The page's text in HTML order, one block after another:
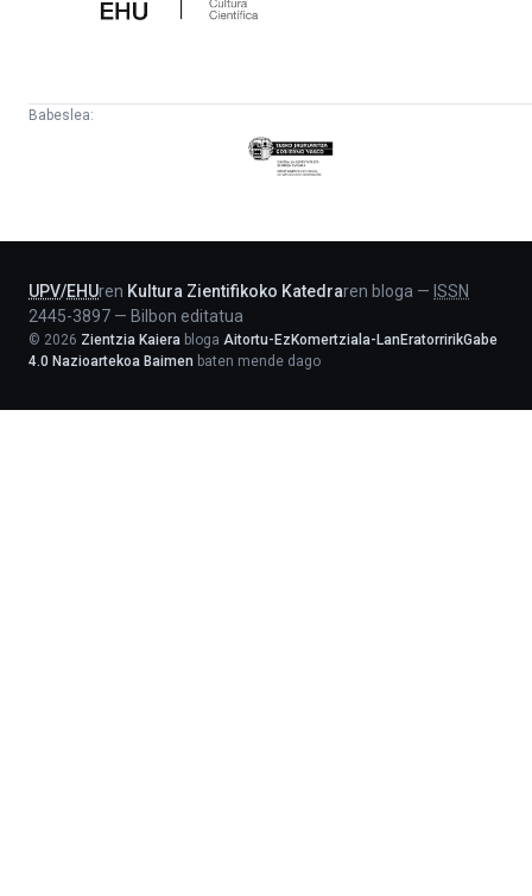
Babeslea:
Eusko
Jaurlaritza
UPV/EHUren Kultura Zientifikoko Katedraren bloga — ISSN
2445-3897 — Bilbon editatua
© 2026 Zientzia Kaiera bloga Aitortu-EzKomertziala-LanEratorririkGabe
4.0 Nazioartekoa Baimen baten mende dago